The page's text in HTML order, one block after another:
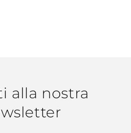
alla nostra